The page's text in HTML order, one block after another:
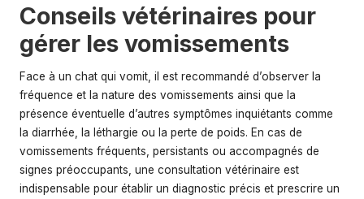
Conseils vétérinaires pour
gérer les vomissements
Face à un chat qui vomit, il est recommandé d’observer la
fréquence et la nature des vomissements ainsi que la
présence éventuelle d’autres symptômes inquiétants comme
la diarrhée, la léthargie ou la perte de poids. En cas de
vomissements fréquents, persistants ou accompagnés de
signes préoccupants, une consultation vétérinaire est
indispensable pour établir un diagnostic précis et prescrire un